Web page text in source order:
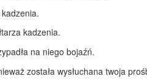
kadzenia.
na niego bojaźń.
została wysłuchana twoja